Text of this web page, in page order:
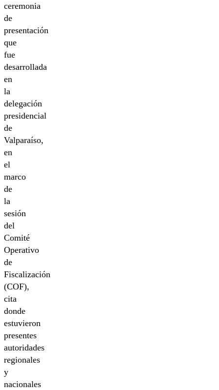
ceremonia
de
presentación
que
fue
desarrollada
en
la
delegación
presidencial
de
Valparaíso,
en
el
marco
de
la
sesión
del
Comité
Operativo
de
Fiscalización
(COF),
cita
donde
estuvieron
presentes
autoridades
regionales
y
nacionales